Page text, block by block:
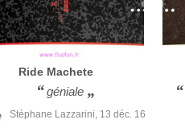
Ride Machete
géniale
Stéphane Lazzarini, 13 déc. 16